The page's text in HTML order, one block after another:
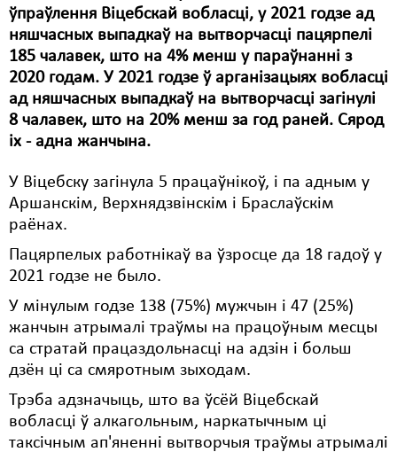
ўпраўлення Віцебскай вобласці, у 2021 годзе ад
няшчасных выпадкаў на вытворчасці пацярпелі
185 чалавек, што на 4% менш у параўнанні з
2020 годам. У 2021 годзе ў арганізацыях вобласці
ад няшчасных выпадкаў на вытворчасці загінулі
8 чалавек, што на 20% менш за год раней. Сярод
іх - адна жанчына.
У Віцебску загінула 5 працаўнікоў, і па адным у
Аршанскім, Верхнядзвінскім і Браслаўскім
раёнах.
Пацярпелых работнікаў ва ўзросце да 18 гадоў у
2021 годзе не было.
У мінулым годзе 138 (75%) мужчын і 47 (25%)
жанчын атрымалі траўмы на працоўным месцы
са стратай працаздольнасці на адзін і больш
дзён ці са смяротным зыходам.
Трэба адзначыць, што ва ўсёй Віцебскай
вобласці ў алкагольным, наркатычным ці
таксічным ап'яненні вытворчыя траўмы атрымалі
Праваабаронцы
Правы дзіцяці
Пэнітэнцыярная сыстэма
Распальваньне варожасьці
Свабода слова
Суд
Сьмяротнае пакараньне
Правы працоўных
Сацыяльныя правы